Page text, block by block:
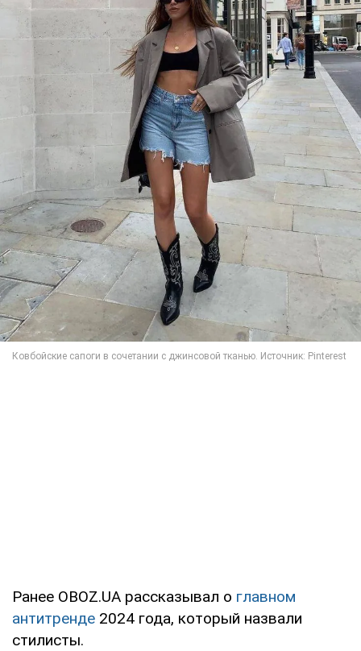
Ранее OBOZ.UA рассказывал о главном
антитренде 2024 года, который назвали
стилисты.